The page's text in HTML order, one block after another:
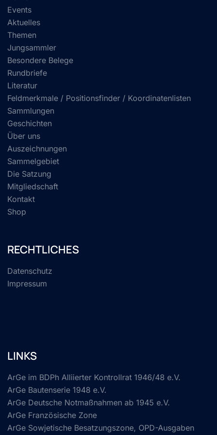
Events
Aktuelles
Themen
Jungsammler
Besondere Belege
Rundbriefe
Literatur
Feldmerkmale / Positionsfinder / Koordinatenlisten
Sammlungen
Geschichten
Über uns
Auszeichnungen
Sammelgebiet
Die Satzung
Mitgliedschaft
Kontakt
Shop
RECHTLICHES
Datenschutz
Impressum
LINKS
ArGe im BDPh Alliierter Kontrollrat 1946/48 e.V.
ArGe Bautenserie 1948 e.V.
ArGe Deutsche Notmaßnahmen ab 1945 e.V.
ArGe Französische Zone
ArGe Sowjetische Besatzungszone, OPD-Ausgaben